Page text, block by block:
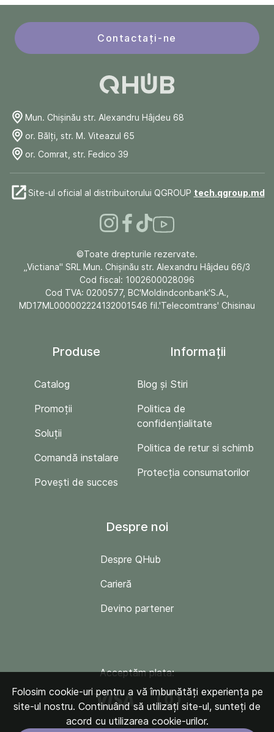
Contactați-ne
Mun. Chişinău str. Alexandru Hâjdeu 68
or. Bălți, str. M. Viteazul 65
or. Comrat, str. Fedico 39
Site-ul oficial al distribuitorului QGROUP tech.qgroup.md
©Toate drepturile rezervate.
„Victiana" SRL Mun. Chişinău str. Alexandru Hâjdeu 66/3
Cod fiscal: 1002600028096
Cod TVA: 0200577, BC'Moldindconbank'S.A.,
MD17ML000002224132001546 fil.'Telecomtrans' Chisinau
Produse
Catalog
Promoții
Soluții
Comandă instalare
Povești de succes
Informații
Blog și Stiri
Politica de
confidențialitate
Politica de retur si schimb
Protecția consumatorilor
Despre noi
Despre QHub
Carieră
Devino partener
Acceptăm plata:
Folosim cookie-uri pentru a vă îmbunătăți experiența pe
site-ul nostru. Continuând să utilizați site-ul, sunteți de
acord cu utilizarea cookie-urilor.